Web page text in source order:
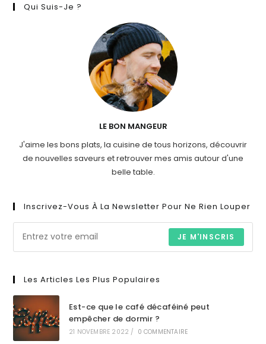
Qui Suis-Je ?
LE BON MANGEUR
J'aime les bons plats, la cuisine de tous horizons, découvrir
de nouvelles saveurs et retrouver mes amis autour d'une
belle table.
Inscrivez-Vous À La Newsletter Pour Ne Rien Louper
JE M'INSCRIS
Les Articles Les Plus Populaires
Est-ce que le café décaféiné peut
empêcher de dormir ?
21 NOVEMBRE 2022 / 0 COMMENTAIRE